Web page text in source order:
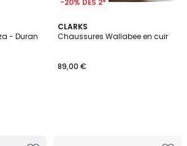
- Duran
-20% DÈS 2*
CLARKS
Chaussures Wallabee en cuir
89,00 €